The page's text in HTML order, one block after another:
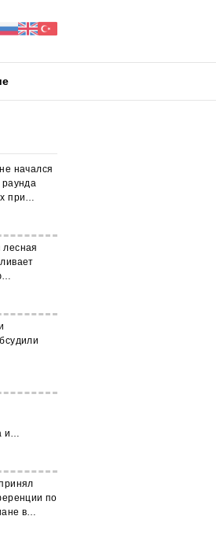
начался
при
и
по
в